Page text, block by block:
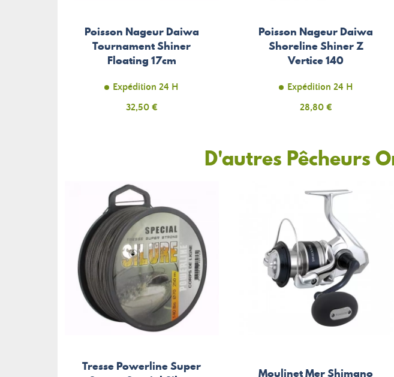
Poisson Nageur Daiwa
Tournament Shiner
Floating 17cm
Expédition 24 H
Prix
32,50 €
Poisson Nageur Daiwa
Shoreline Shiner Z
Vertice 140
Expédition 24 H
Prix
28,80 €
D'autres Pêcheurs
Tresse Powerline Super
Moulinet Mer Shimano